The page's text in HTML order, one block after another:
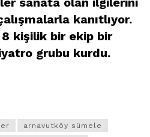
kanıtlıyor.
8 kişilik bir ekip bir
grubu kurdu.
arnavutköy sümele